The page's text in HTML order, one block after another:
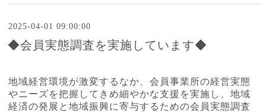
2025-04-01 09:00:00
◆会員実態調査を実施しています◆
地域経営環境が激変するなか、会員事業所の経営実態
やニーズを把握してきめ細やかな支援を実施し、地域
経済の発展と地域振興に寄与するための会員実態調査